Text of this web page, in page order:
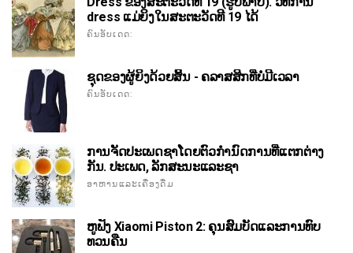
dress ແມ່ຍິງໃນສະຕະວັດທີ 19 ໄດ້
ຄົນອັບເດດ:
ຊຸດຂອງຜູ້ຍິງດ້ວຍສິ້ນ - ຄລາສສິກທີ່ບໍ່ມີເວລາ
ຄົນອັບເດດ:
ການຈັດປະເພດຊາໂດຍຕົວກໍານົດການທີ່ແຕກຕ່າງ
ກັນ. ປະເພດ, ລັກສະນະແລະຊາ
ອາຫານແລະເຄື່ອງດື່ມ
ຫູຟັງ Xiaomi Piston 2: ຄຸນສົມບັດແລະການທົບ
ທວນຄືນ